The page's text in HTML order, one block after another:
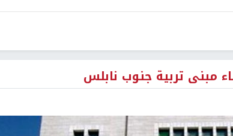
مبنى تربية جنوب نابلس